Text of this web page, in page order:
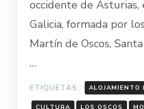
occidente de
Galicia, formada por
Martín de Oscos,
…
ETIQUETAS: ALOJAMIENTO